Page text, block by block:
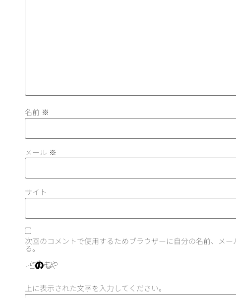
名前 ※
メール ※
サイト
次回のコメントで使用するためブラウザーに自分の名前、メ
る。
上に表示された文字を入力してください。